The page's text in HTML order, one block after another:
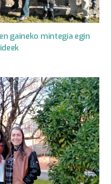
gaineko mintegia egin